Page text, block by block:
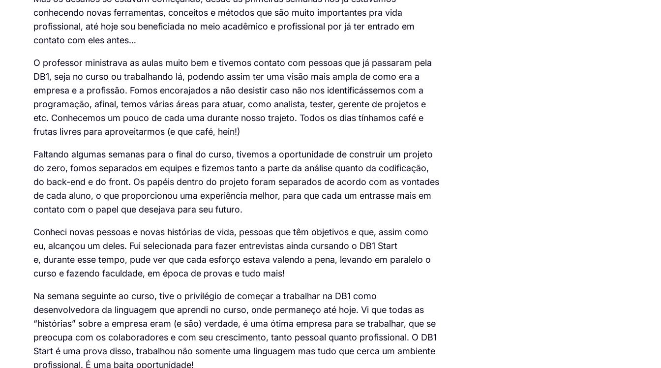
conhecendo novas ferramentas, conceitos e métodos que são muito importantes pra vida
profissional, até hoje sou beneficiada no meio acadêmico e profissional por já ter entrado em
contato com eles antes…
O professor ministrava as aulas muito bem e tivemos contato com pessoas que já passaram pela
DB1, seja no curso ou trabalhando lá, podendo assim ter uma visão mais ampla de como era a
empresa e a profissão. Fomos encorajados a não desistir caso não nos identificássemos com a
programação, afinal, temos várias áreas para atuar, como analista, tester, gerente de projetos e
etc. Conhecemos um pouco de cada uma durante nosso trajeto. Todos os dias tínhamos café e
frutas livres para aproveitarmos (e que café, hein!)
Faltando algumas semanas para o final do curso, tivemos a oportunidade de construir um projeto
do zero, fomos separados em equipes e fizemos tanto a parte da análise quanto da codificação,
do back-end e do front. Os papéis dentro do projeto foram separados de acordo com as vontades
de cada aluno, o que proporcionou uma experiência melhor, para que cada um entrasse mais em
contato com o papel que desejava para seu futuro.
Conheci novas pessoas e novas histórias de vida, pessoas que têm objetivos e que, assim como
eu, alcançou um deles. Fui selecionada para fazer entrevistas ainda cursando o DB1 Start
e, durante esse tempo, pude ver que cada esforço estava valendo a pena, levando em paralelo o
curso e fazendo faculdade, em época de provas e tudo mais!
Na semana seguinte ao curso, tive o privilégio de começar a trabalhar na DB1 como
desenvolvedora da linguagem que aprendi no curso, onde permaneço até hoje. Vi que todas as
“histórias” sobre a empresa eram (e são) verdade, é uma ótima empresa para se trabalhar, que se
preocupa com os colaboradores e com seu crescimento, tanto pessoal quanto profissional. O DB1
Start é uma prova disso, trabalhou não somente uma linguagem mas tudo que cerca um ambiente
profissional. É uma baita oportunidade!